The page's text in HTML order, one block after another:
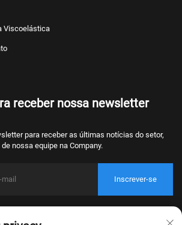
Viscoelástica
receber nossa newsletter
para receber as últimas notícias do setor,
nossa equipe na Company.
Inscrever-se